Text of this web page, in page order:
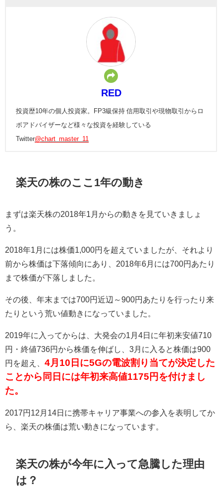
RED
投資歴10年の個人投資家。FP3級保持 信用取引や現物取引からロ
ボアドバイザーなど様々な投資を経験している
Twitter@chart_master_11
楽天の株のここ 1年の動き
まずは楽天株の2018年1 月からの動きを見ていきましょ
う。
2018年1 月には株価1,000円を超えていましたが、それより
前から株価は下落傾向にあり、 2018年6月には700円あたり
まで株価が下落しました。
その後、年末までは700円近辺～900円あたりを行ったり来
たりという荒い値動きになっていました。
2019年に入ってからは、大発会の1 月 4日に年初来安値710
円・終値736円から株価を伸ばし、 3月に入ると株価は900
円を超え、 4月10日に5Gの電波割り当てが決定した
ことから同日には年初来高値1175円を付けまし
た。
2017円 12 月 14日に携帯キャリア事業への参入を表明してか
ら、楽天の株価は荒い動きになっています。
楽天の株が今年に入って急騰した理由
は？